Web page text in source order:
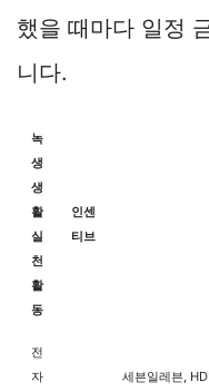
했을 때마다 일정
니다.
녹
생
생
활
실
천
활
동
인센
티브
전
자
세븐일레븐,